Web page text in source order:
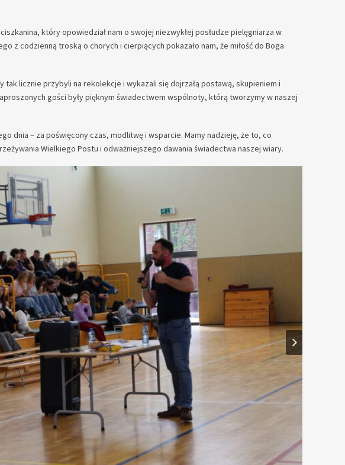
który opowiedział nam o swojej niezwykłej posłudze pielęgniarza w
z codzienną troską o chorych i cierpiących pokazało nam, że miłość do Boga
tak licznie przybyli na rekolekcje i wykazali się dojrzałą postawą, skupieniem i
gości były pięknym świadectwem wspólnoty, którą tworzymy w naszej
dnia – za poświęcony czas, modlitwę i wsparcie. Mamy nadzieję, że to, co
Wielkiego Postu i odważniejszego dawania świadectwa naszej wiary.